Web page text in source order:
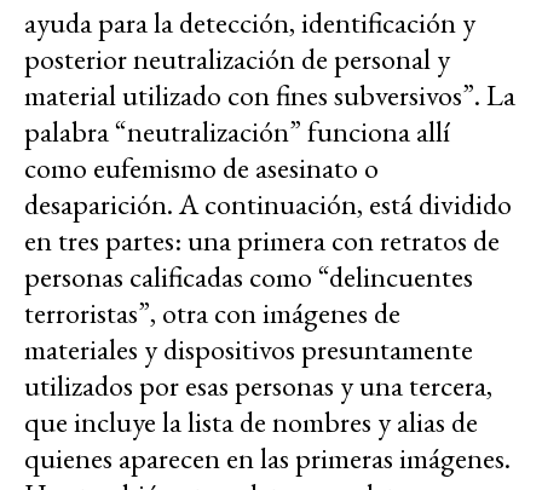
ayuda para la detección, identificación y
posterior neutralización de personal y
material utilizado con fines subversivos”. La
palabra “neutralización” funciona allí
como eufemismo de asesinato o
desaparición. A continuación, está dividido
en tres partes: una primera con retratos de
personas calificadas como “delincuentes
terroristas”, otra con imágenes de
materiales y dispositivos presuntamente
utilizados por esas personas y una tercera,
que incluye la lista de nombres y alias de
quienes aparecen en las primeras imágenes.